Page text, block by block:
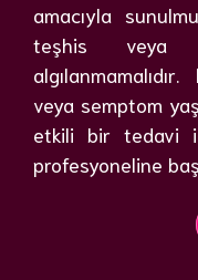
amacıyla
teşhis veya
veya semptom
etkili bir tedavi
profesyoneline